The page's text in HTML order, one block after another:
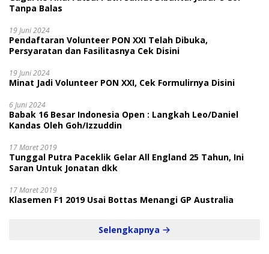
Tanpa Balas
19 Juni 2024
Pendaftaran Volunteer PON XXI Telah Dibuka,
Persyaratan dan Fasilitasnya Cek Disini
19 Juni 2024
Minat Jadi Volunteer PON XXI, Cek Formulirnya Disini
6 Juni 2024
Babak 16 Besar Indonesia Open : Langkah Leo/Daniel
Kandas Oleh Goh/Izzuddin
17 Maret 2019
Tunggal Putra Paceklik Gelar All England 25 Tahun, Ini
Saran Untuk Jonatan dkk
17 Maret 2019
Klasemen F1 2019 Usai Bottas Menangi GP Australia
Selengkapnya